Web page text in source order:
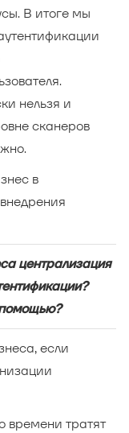
В итоге мы
нельзя и
сканеров
в
централизация
если
времени тратят